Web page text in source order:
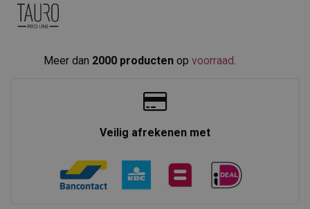
Meer dan 2000 producten op voorraad.​
Veilig afrekenen met